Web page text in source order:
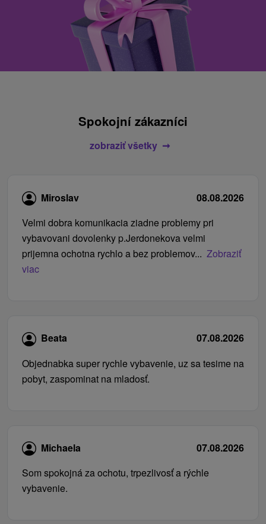
Spokojní zákazníci
zobraziť všetky
Miroslav
08.08.2026
Velmi dobra komunikacia ziadne problemy pri
vybavovani dovolenky p.Jerdonekova velmi
prijemna ochotna rychlo a bez problemov... Zobraziť
viac
Beata
07.08.2026
Objednabka super rychle vybavenie, uz sa tesime na
pobyt, zaspominat na mladosť.
Michaela
07.08.2026
Som spokojná za ochotu, trpezlivosť a rýchle
vybavenie.